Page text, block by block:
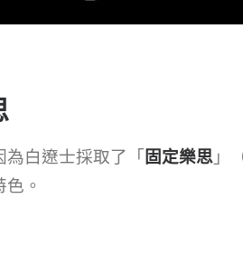
為白遼士採取了「 固定樂思 」
。